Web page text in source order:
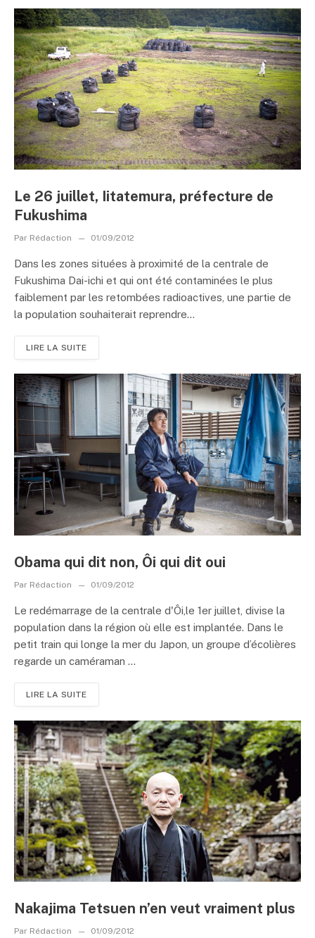
Le 26 juillet, Iitatemura, préfecture de
Fukushima
Par Rédaction 01/09/2012
Dans les zones situées à proximité de la centrale de
Fukushima Dai-ichi et qui ont été contaminées le plus
faiblement par les retombées radioactives, une partie de
la population souhaiterait reprendre...
LIRE LA SUITE
Obama qui dit non, Ôi qui dit oui
Par Rédaction 01/09/2012
Le redémarrage de la centrale d'Ôi,le 1er juillet, divise la
population dans la région où elle est implantée. Dans le
petit train qui longe la mer du Japon, un groupe d’écolières
regarde un caméraman ...
LIRE LA SUITE
Nakajima Tetsuen n’en veut vraiment plus
Par Rédaction 01/09/2012